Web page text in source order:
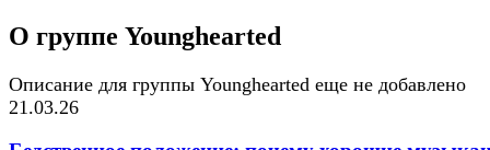
О группе Younghearted
Описание для группы Younghearted еще не добавлено
21.03.26